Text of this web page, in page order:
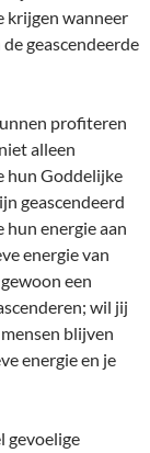
krijgen wanneer
geascendeerde
profiteren
alleen
hun Goddelijke
geascendeerd
energie aan
energie van
een
wil jij
blijven
energie en je
gevoelige